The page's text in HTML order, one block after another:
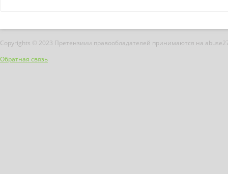
Copyrights © 2023 Претензиии правообладателей принимаются на
Обратная связь